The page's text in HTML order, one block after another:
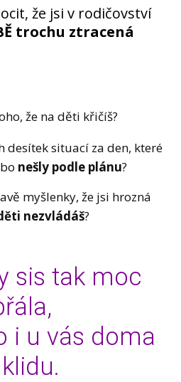
že jsi v rodičovství
trochu ztracená
že na děti křičíš?
desítek situací za den, které
nešly podle plánu?
myšlenky, že jsi hrozná
nezvládáš?
sis tak moc
i u vás doma